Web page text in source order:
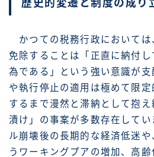
歴史的変遷と制度の成り
かつての税務行政においては
免除することは「正直に納付
為である」という強い意識が
や執行停止の適用は極めて限
するまで漫然と滞納として抱
漬け」の事案が多数存在して
ル崩壊後の長期的な経済低迷
うワーキングプアの増加、高